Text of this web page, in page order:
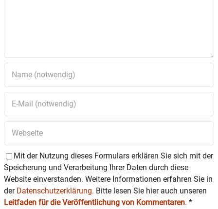
Mit der Nutzung dieses Formulars erklären Sie sich mit der
Speicherung und Verarbeitung Ihrer Daten durch diese
Website einverstanden. Weitere Informationen erfahren Sie in
der Datenschutzerklärung. Bitte lesen Sie hier auch unseren
Leitfaden für die Veröffentlichung von Kommentaren. *